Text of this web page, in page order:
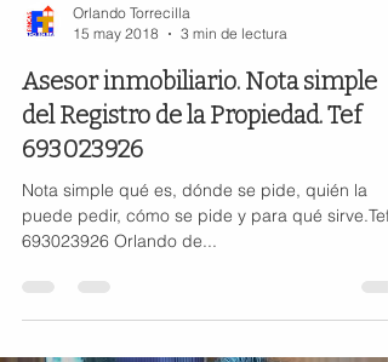
Orlando Torrecilla
15 may 2018
3 min de lectura
Asesor inmobiliario. Nota simple
del Registro de la Propiedad. Tef
693023926
Nota simple qué es, dónde se pide, quién la
puede pedir, cómo se pide y para qué sirve.Tef
693023926 Orlando de...